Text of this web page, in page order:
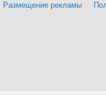
Размещение рекламы